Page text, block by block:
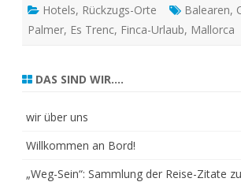
Hotels, Rückzugs-Orte Balearen,
Palmer, Es Trenc, Finca-Urlaub, Mallorca
DAS SIND WIR….
wir über uns
Willkommen an Bord!
„Weg-Sein“: Sammlung der Reise-Zitate